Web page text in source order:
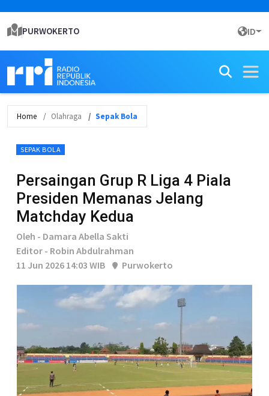
PURWOKERTO ID
Home Olahraga Sepak Bola
SEPAK BOLA
Persaingan Grup R Liga 4 Piala
Presiden Memanas Jelang
Matchday Kedua
Oleh - Damara Abella Sakti
Editor - Robin Abdulrahman
11 Jun 2026 14:03 WIB
Purwokerto